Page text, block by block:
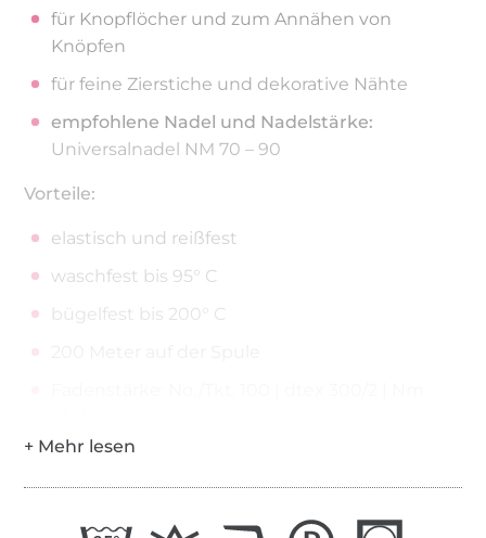
für Knopflöcher und zum Annähen von
Knöpfen
für feine Zierstiche und dekorative Nähte
empfohlene Nadel und Nadelstärke:
Universalnadel NM 70 – 90
Vorteile:
elastisch und reißfest
waschfest bis 95° C
bügelfest bis 200° C